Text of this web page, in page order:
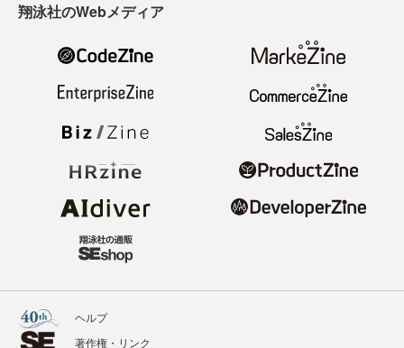
翔泳社のWebメディア
ヘルプ
著作権・リンク